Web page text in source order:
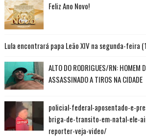
Feliz Ano Novo!
Lula encontrará papa Leão XIV na segunda-feira
ALTO DO RODRIGUES/RN: HOMEM
ASSASSINADO A TIROS NA CIDADE
policial-federal-aposentado-e-
briga-de-transito-em-natal-ele-
reporter-veja-video/